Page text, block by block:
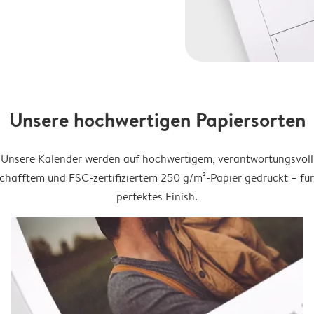
Unsere hochwertigen Papiersorten
Unsere Kalender werden auf hochwertigem, verantwortungsvoll
und FSC-zertifiziertem 250 g/m²-Papier gedruckt –
perfektes Finish.